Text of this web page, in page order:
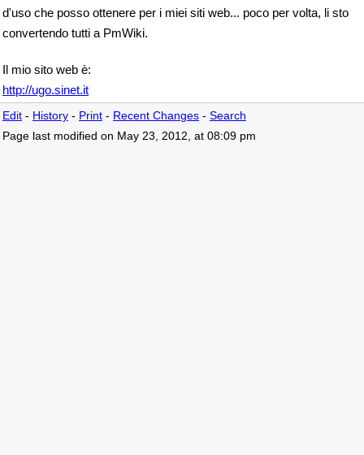
d'uso che posso ottenere per i miei siti web... poco per volta, li sto
convertendo tutti a PmWiki.
Il mio sito web è:
http://ugo.sinet.it
Edit - History - Print - Recent Changes - Search
Page last modified on May 23, 2012, at 08:09 pm